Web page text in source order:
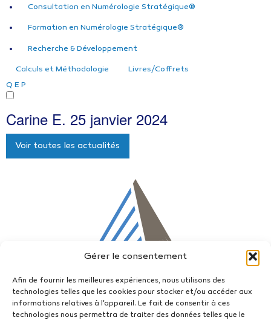
Gérer le consentement
Afin de fournir les meilleures expériences, nous utilisons des
technologies telles que les cookies pour stocker et/ou accéder aux
informations relatives à l'appareil. Le fait de consentir à ces
technologies nous permettra de traiter des données telles que le
Consultation en Numérologie Stratégique®
Formation en Numérologie Stratégique®
Recherche & Développement
Calculs et Méthodologie
Livres/Coffrets
Q E P
Carine E. 25 janvier 2024
Voir toutes les actualités